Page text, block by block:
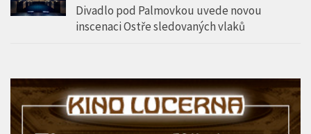
Divadlo pod Palmovkou uvede novou
inscenaci Ostře sledovaných vlaků